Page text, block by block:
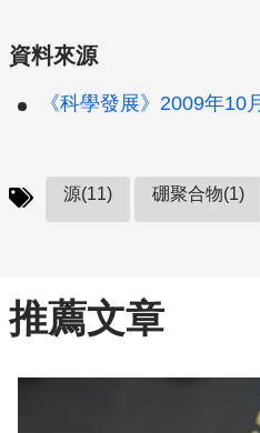
資料來源
《科學發展》2009年
源(11) 硼聚合物(1)
推薦文章